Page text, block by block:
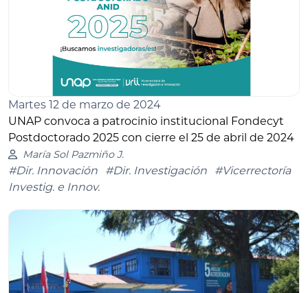
Martes 12 de marzo de 2024
UNAP convoca a patrocinio institucional Fondecyt
Postdoctorado 2025 con cierre el 25 de abril de 2024
María Sol Pazmiño J.
#Dir. Innovación #Dir. Investigación
#Vicerrectoría
Investig. e Innov.